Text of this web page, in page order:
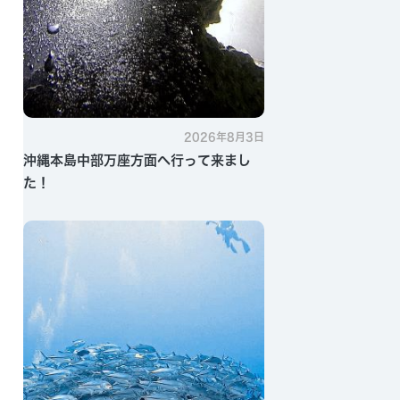
2026年8月3日
沖縄本島中部万座方面へ行って来まし
た！